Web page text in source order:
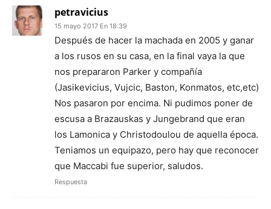
petravicius
15 mayo 2017 En 18:39
Después de hacer la machada en 2005 y ganar
a los rusos en su casa, en la final vaya la que
nos prepararon Parker y compañía
(Jasikevicius, Vujcic, Baston, Konmatos, etc,etc)
Nos pasaron por encima. Ni pudimos poner de
escusa a Brazauskas y Jungebrand que eran
los Lamonica y Christodoulou de aquella época.
Teniamos un equipazo, pero hay que reconocer
que Maccabi fue superior, saludos.
Respuesta